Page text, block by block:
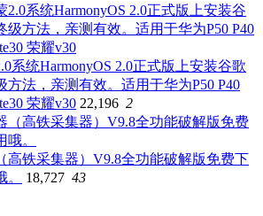
系统HarmonyOS 2.0正式版上安装谷歌
方法，亲测有效。适用于华为P50 P40
荣耀v30 22,196 2
高铁采集器）V9.8全功能破解版免费下
18,727 43